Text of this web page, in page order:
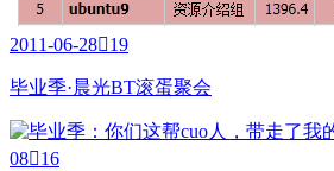
2011-06-2819
毕业季·晨光BT滚蛋聚会
0816